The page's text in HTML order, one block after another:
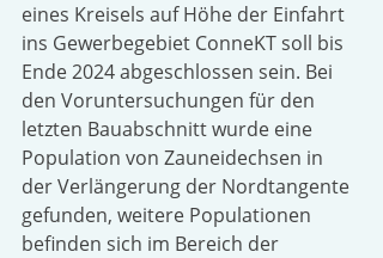
eines Kreisels auf Höhe der Einfahrt
ins Gewerbegebiet ConneKT soll bis
Ende 2024 abgeschlossen sein. Bei
den Voruntersuchungen für den
letzten Bauabschnitt wurde eine
Population von Zauneidechsen in
der Verlängerung der Nordtangente
gefunden, weitere Populationen
befinden sich im Bereich der